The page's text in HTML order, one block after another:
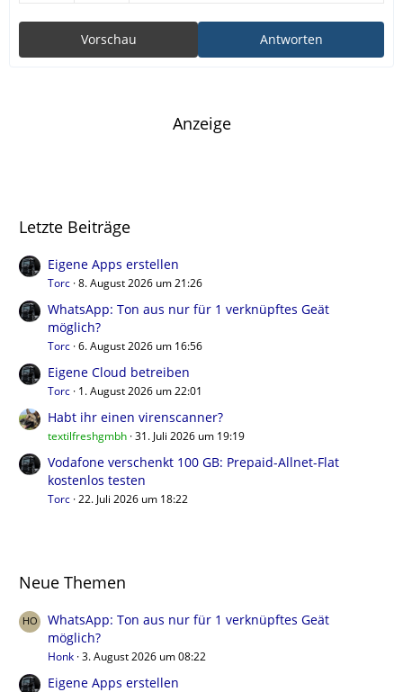
Antworten
Vorschau
Anzeige
Letzte Beiträge
Eigene Apps erstellen
Torc 8. August 2026 um 21:26
WhatsApp: Ton aus nur für 1 verknüpftes Geät
möglich?
Torc 6. August 2026 um 16:56
Eigene Cloud betreiben
Torc 1. August 2026 um 22:01
Habt ihr einen virenscanner?
textilfreshgmbh 31. Juli 2026 um 19:19
Vodafone verschenkt 100 GB: Prepaid-Allnet-Flat
kostenlos testen
Torc 22. Juli 2026 um 18:22
Neue Themen
WhatsApp: Ton aus nur für 1 verknüpftes Geät
möglich?
Honk 3. August 2026 um 08:22
Eigene Apps erstellen